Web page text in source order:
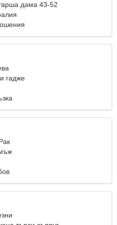
дама 43-52
гадже